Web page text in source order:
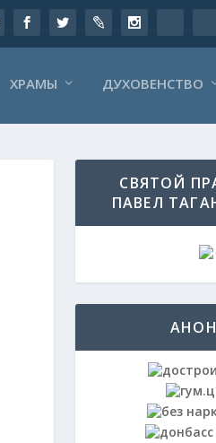
ХРАМЫ ДУХОВЕНСТВО
СВЯТОЙ
ПАВЕЛ